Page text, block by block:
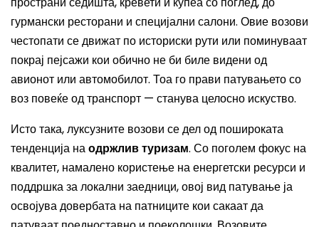
гурмански ресторани и специјални салони. Овие возови
честопати се движат по историски рути или поминуваат
покрај пејсажи кои обично не би биле видени од
авионот или автомобилот. Тоа го прави патувањето со
воз повеќе од транспорт — станува целосно искуство.
Исто така, луксузните возови се дел од пошироката
тенденција наодржлив туризам. Со поголем фокус на
квалитет, намалено користење на енергетски ресурси и
поддршка за локални заедници, овој вид патување ја
освојува довербата на патниците кои сакаат да